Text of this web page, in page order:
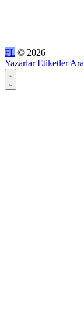
FL © 2026
Yazarlar Etiketler Ara